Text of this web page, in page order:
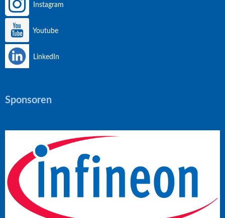
Instagram
Youtube
LinkedIn
Sponsoren